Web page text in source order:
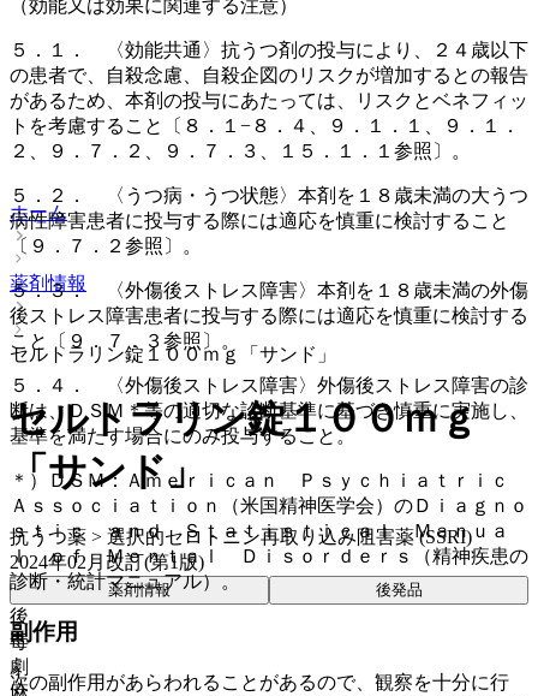
（効能又は効果に関連する注意）
５．１． 〈効能共通〉抗うつ剤の投与により、２４歳以下
の患者で、自殺念慮、自殺企図のリスクが増加するとの報告
があるため、本剤の投与にあたっては、リスクとベネフィッ
トを考慮すること〔８．１−８．４、９．１．１、９．１．
２、９．７．２、９．７．３、１５．１．１参照〕。
５．２． 〈うつ病・うつ状態〉本剤を１８歳未満の大うつ
病性障害患者に投与する際には適応を慎重に検討すること
〔９．７．２参照〕。
５．３． 〈外傷後ストレス障害〉本剤を１８歳未満の外傷
後ストレス障害患者に投与する際には適応を慎重に検討する
こと〔９．７．３参照〕。
５．４． 〈外傷後ストレス障害〉外傷後ストレス障害の診
断は、ＤＳＭ＊等の適切な診断基準に基づき慎重に実施し、
基準を満たす場合にのみ投与すること。
＊）ＤＳＭ：Ａｍｅｒｉｃａｎ Ｐｓｙｃｈｉａｔｒｉｃ
Ａｓｓｏｃｉａｔｉｏｎ（米国精神医学会）のＤｉａｇｎｏ
ｓｔｉｃ ａｎｄ Ｓｔａｔｉｓｔｉｃａｌ Ｍａｎｕａ
ｌ ｏｆ Ｍｅｎｔａｌ Ｄｉｓｏｒｄｅｒｓ（精神疾患の
診断・統計マニュアル）。
副作用
次の副作用があらわれることがあるので、観察を十分に行
ホーム
薬剤情報
セルトラリン錠１００ｍｇ「サンド」
セルトラリン錠１００ｍｇ
「サンド」
抗うつ薬 > 選択的セロトニン再取り込み阻害薬 (SSRI)
2024年02月改訂(第1版)
薬剤情報 後発品
後
毒
劇
麻